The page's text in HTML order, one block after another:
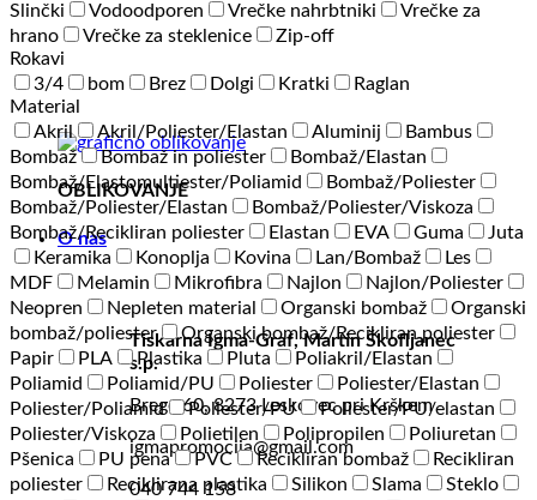
OBLIKOVANJE
O nas
Tiskarna Igma-Graf, Martin Škofljanec
s.p.
Brege 60, 8273 Leskovec pri Krškem
igmapromocija@gmail.com
040 744 158
Slinčki
Vodoodporen Vrečke nahrbtniki
Vrečke za
hrano
Vrečke za steklenice
Zip-off
Rokavi
3/4
bom Brez Dolgi Kratki
Raglan
Material
Akril
Akril/Poliester/Elastan Aluminij
Bambus
Bombaž
Bombaž in poliester
Bombaž/Elastan
Bombaž/Elastomultiester/Poliamid
Bombaž/Poliester
Bombaž/Poliester/Elastan
Bombaž/Poliester/Viskoza
Bombaž/Recikliran poliester
Elastan EVA Guma
Juta
Keramika
Konoplja Kovina Lan/Bombaž
Les
MDF
Melamin Mikrofibra Najlon
Najlon/Poliester
Neopren
Nepleten material Organski bombaž
Organski
bombaž/poliester
Organski bombaž/Recikliran poliester
Papir
PLA Plastika Pluta
Poliakril/Elastan
Poliamid
Poliamid/PU Poliester
Poliester/Elastan
Poliester/Poliamid
Poliester/PU
Poliester/PU/elastan
Poliester/Viskoza
Polietilen Polipropilen
Poliuretan
Pšenica
PU pena PVC Recikliran bombaž
Recikliran
poliester
Reciklirana plastika Silikon Slama
Steklo